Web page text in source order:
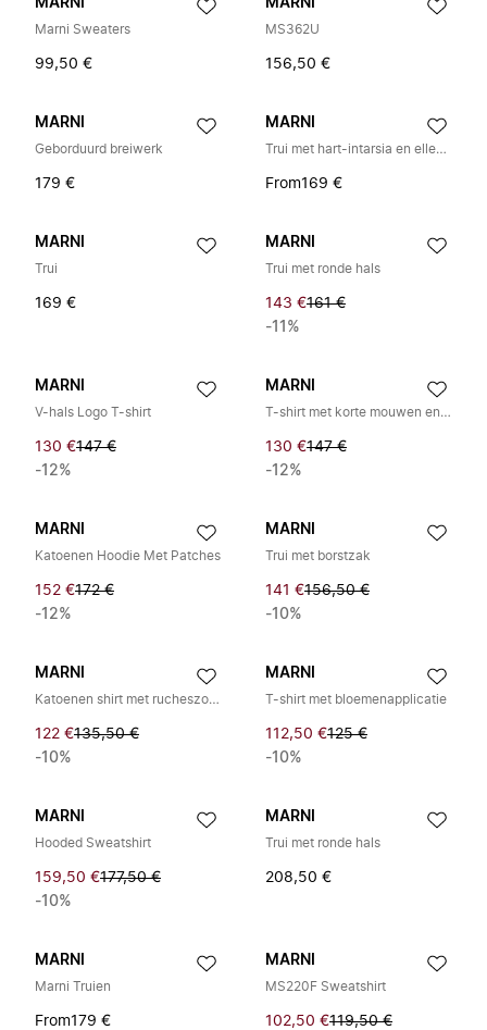
MARNI
Marni Sweaters
99,50 €
MARNI
MS362U
156,50 €
MARNI
Geborduurd breiwerk
179 €
MARNI
Trui met hart-intarsia en elleboogpatches
From169 €
MARNI
Trui
169 €
MARNI
Trui met ronde hals
143 €161 €
-11%
MARNI
V-hals Logo T-shirt
130 €147 €
-12%
MARNI
T-shirt met korte mouwen en logo
130 €147 €
-12%
MARNI
Katoenen Hoodie Met Patches
152 €172 €
-12%
MARNI
Trui met borstzak
141 €156,50 €
-10%
MARNI
Katoenen shirt met rucheszoom
122 €135,50 €
-10%
MARNI
T-shirt met bloemenapplicatie
112,50 €125 €
-10%
MARNI
Hooded Sweatshirt
159,50 €177,50 €
-10%
MARNI
Trui met ronde hals
208,50 €
MARNI
Marni Truien
From179 €
MARNI
MS220F Sweatshirt
102,50 €119,50 €